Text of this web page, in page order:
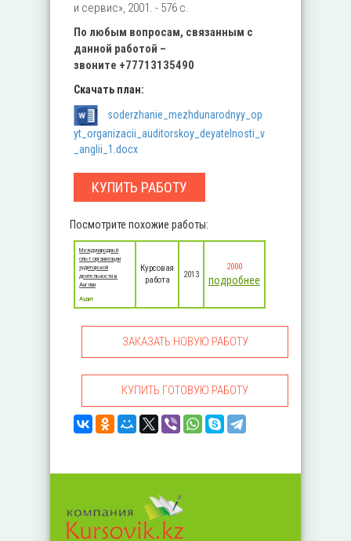
и сервис», 2001. - 576 с.
По любым вопросам, связанным с
данной работой –
звоните +77713135490
Скачать план:
soderzhanie_mezhdunarodnyy_op
yt_organizacii_auditorskoy_deyatelnosti_v
_anglii_1.docx
КУПИТЬ РАБОТУ
Посмотрите похожие работы:
Международный
опыт организации
аудиторской
деятельности в
Англии
Аудит
Курсовая
работа
2013
2000
подробнее
ЗАКАЗАТЬ НОВУЮ РАБОТУ
КУПИТЬ ГОТОВУЮ РАБОТУ